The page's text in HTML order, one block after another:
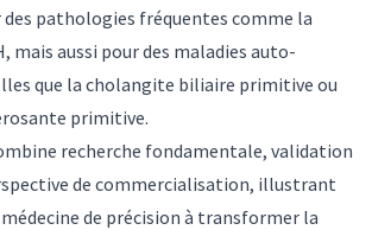
pathologies fréquentes comme la
mais aussi pour des maladies auto-
que la cholangite biliaire primitive ou
primitive.
recherche fondamentale, validation
de commercialisation, illustrant
de précision à transformer la